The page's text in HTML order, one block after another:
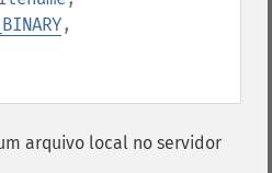
,
arquivo local no servidor